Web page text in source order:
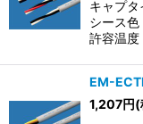
キャプ
シース
許容温
EM-
1,207円(